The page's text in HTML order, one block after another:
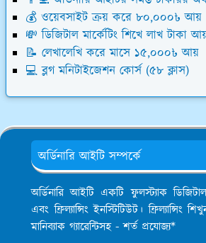
💰 ওয়েবসাইট ক্রয় করে ৮০,০০০৳ আয়
💸 ডিজিটাল মার্কেটিং শিখে লাখ টাকা
📝 লেখালেখি করে মাসে ১৫,০০০৳ আয়
💻 ব্লগ মনিটাইজেশন কোর্স (৫৮ ক্লাস)
অর্ডিনারি আইটি সম্পর্কে
অর্ডিনারি আইটি একটি ফুলস্ট্যাক ডিজিটাল
এবং ফ্রিল্যান্সিং ইনস্টিটিউট। ফ্রিল্যান্সিং
মানিব্যাক গ্যারেন্টিসহ - শর্ত প্রযোজ্য*